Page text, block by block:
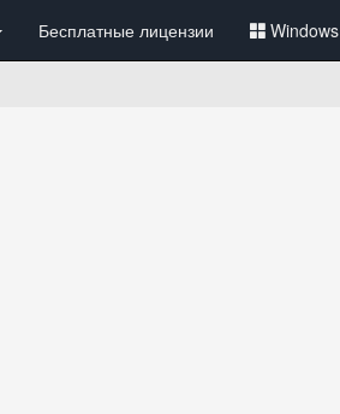
Бесплатные лицензии Windows